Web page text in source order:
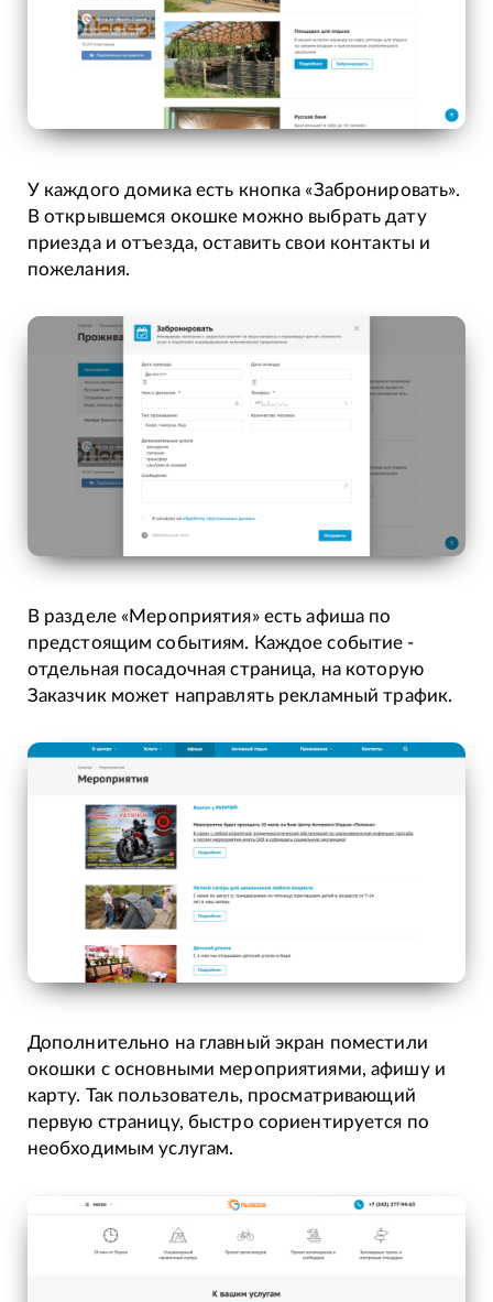
У каждого домика есть кнопка «Забронировать».
В открывшемся окошке можно выбрать дату
приезда и отъезда, оставить свои контакты и
пожелания.
В разделе «Мероприятия» есть афиша по
предстоящим событиям. Каждое событие -
отдельная посадочная страница, на которую
Заказчик может направлять рекламный трафик.
Дополнительно на главный экран поместили
окошки с основными мероприятиями, афишу и
карту. Так пользователь, просматривающий
первую страницу, быстро сориентируется по
необходимым услугам.